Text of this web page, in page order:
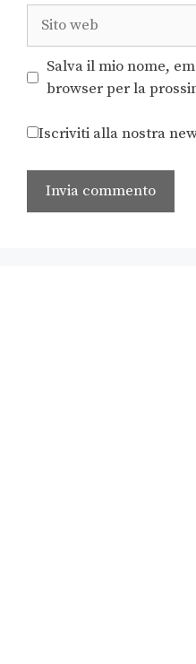
Salva il mio nome,
browser per la
Iscriviti alla nostra